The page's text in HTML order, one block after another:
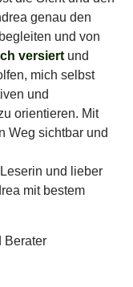
genau den
und von
versiert und
mich selbst
und
orientieren. Mit
Weg sichtbar und
und lieber
mit bestem
Berater